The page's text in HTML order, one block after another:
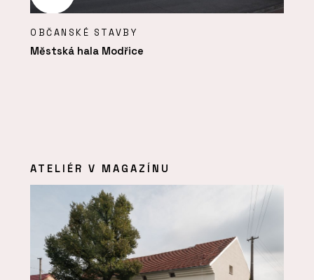
OBČANSKÉ STAVBY
Městská hala Modřice
ATELIÉR V MAGAZÍNU